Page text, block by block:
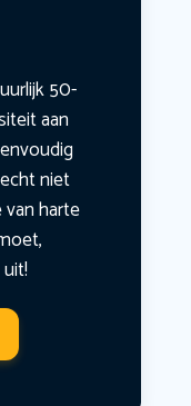
50-
aan
niet
harte